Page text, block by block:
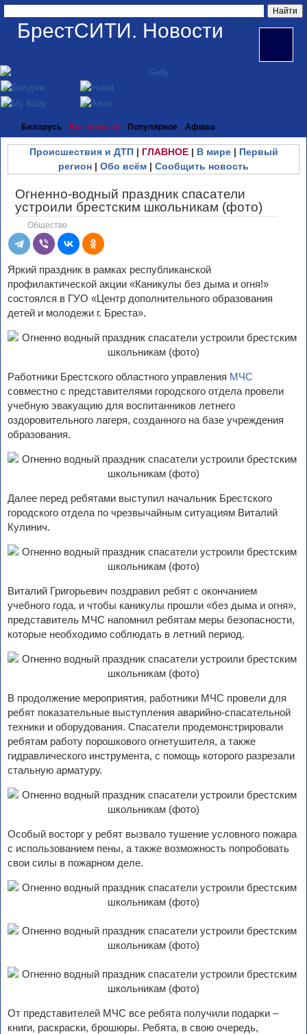
БрестСИТИ. Новости
Беларусь Все новости Популярное Афиша
Происшествия и ДТП| ГЛАВНОЕ| В мире| Первый
регион | Обо всём | Сообщить новость
Огненно-водный праздник спасатели
устроили брестским школьникам (фото)
Общество
Яркий праздник в рамках республиканской
профилактической акции «Каникулы без дыма и огня!»
состоялся в ГУО «Центр дополнительного образования
детей и молодежи г. Бреста».
Работники Брестского областного управления МЧС
совместно с представителями городского отдела провели
учебную эвакуацию для воспитанников летнего
оздоровительного лагеря, созданного на базе учреждения
образования.
Далее перед ребятами выступил начальник Брестского
городского отдела по чрезвычайным ситуациям Виталий
Кулинич.
Виталий Григорьевич поздравил ребят с окончанием
учебного года, и чтобы каникулы прошли «без дыма и огня»,
представитель МЧС напомнил ребятам меры безопасности,
которые необходимо соблюдать в летний период.
В продолжение мероприятия, работники МЧС провели для
ребят показательные выступления аварийно-спасательной
техники и оборудования. Спасатели продемонстрировали
ребятам работу порошкового огнетушителя, а также
гидравлического инструмента, с помощь которого разрезали
стальную арматуру.
Особый восторг у ребят вызвало тушение условного пожара
с использованием пены, а также возможность попробовать
свои силы в пожарном деле.
От представителей МЧС все ребята получили подарки –
книги, раскраски, брошюры. Ребята, в свою очередь,